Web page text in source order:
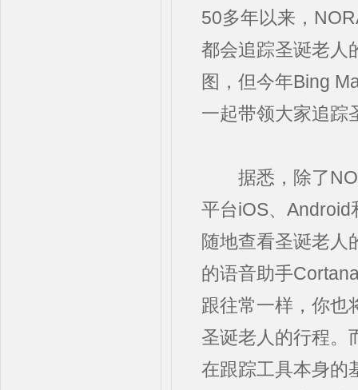
50多年以来，
都会追踪圣诞老人
图，但今年Bing
一起带领大家追踪
据悉，除了
平台iOS、
随地查看圣诞老人
的语音助手
跟往常一样，你也
圣诞老人的行程。
在跟踪工具本身的